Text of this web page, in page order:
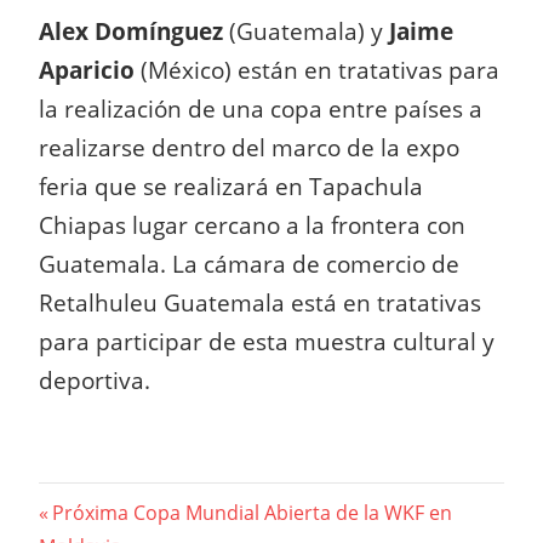
Alex Domínguez (Guatemala) y Jaime
Aparicio (México) están en tratativas para
la realización de una copa entre países a
realizarse dentro del marco de la expo
feria que se realizará en Tapachula
Chiapas lugar cercano a la frontera con
Guatemala. La cámara de comercio de
Retalhuleu Guatemala está en tratativas
para participar de esta muestra cultural y
deportiva.
Beitragsnavigation
Vorheriger
Próxima Copa Mundial Abierta de la WKF en